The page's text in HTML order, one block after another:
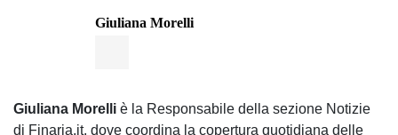
Giuliana Morelli
Giuliana Morelli è la Responsabile della sezione Notizie
di Finaria.it, dove coordina la copertura quotidiana delle